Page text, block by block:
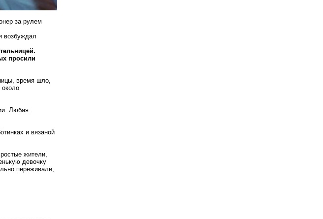
за рулем
возбуждал
просили
время шло,
около
Любая
и вязаной
жители,
девочку
переживали,